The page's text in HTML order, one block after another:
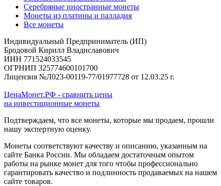
Серебряные иностранные монеты
Монеты из платины и палладия
Все монеты
Индивидуальный Предприниматель (ИП)
Бродовой Кирилл Владиславович
ИНН 771524033545
ОГРНИП 325774600101700
Лицензия №Л023-00119-77/01977728 от 12.03.25 г.
ЦенаМонет.РФ - сравнить цены
на инвестиционные монеты
Подтверждаем, что все монеты, которые мы продаем, прошли
нашу экспертную оценку.
Монеты соответствуют качеству и описанию, указанным на
сайте Банка России. Мы обладаем достаточным опытом
работы на рынке монет для того чтобы профессионально
гарантировать качество и подлинность продаваемых на нашем
сайте товаров.